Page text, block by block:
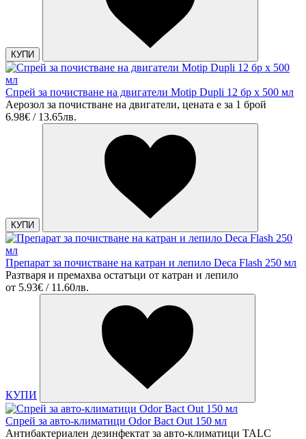
КУПИ
Спрей за почистване на двигатели Motip Dupli 12 бр х 500 мл
Аерозол за почистване на двигатели, цената е за 1 брой
6.98€ / 13.65лв.
КУПИ
Препарат за почистване на катран и лепило Deca Flash 250 мл
Разтваря и премахва остатъци от катран и лепило
от 5.93€ / 11.60лв.
КУПИ
Спрей за авто-климатици Odor Bact Out 150 мл
Антибактериален дезинфектат за авто-климатици TALC